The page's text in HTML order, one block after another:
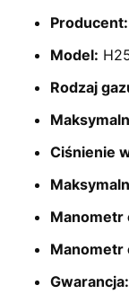
Producent:
Model:
Rodzaj
Ciśnienie
Manometr
Manometr
Gwarancja: